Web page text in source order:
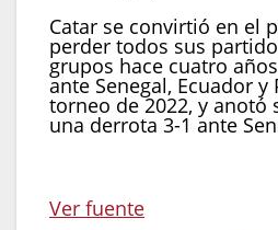
Catar se convirtió en el
perder todos sus
grupos hace cuatro
ante Senegal, Ecuador y
torneo de 2022, y anotó
una derrota 3-1 ante
Ver fuente